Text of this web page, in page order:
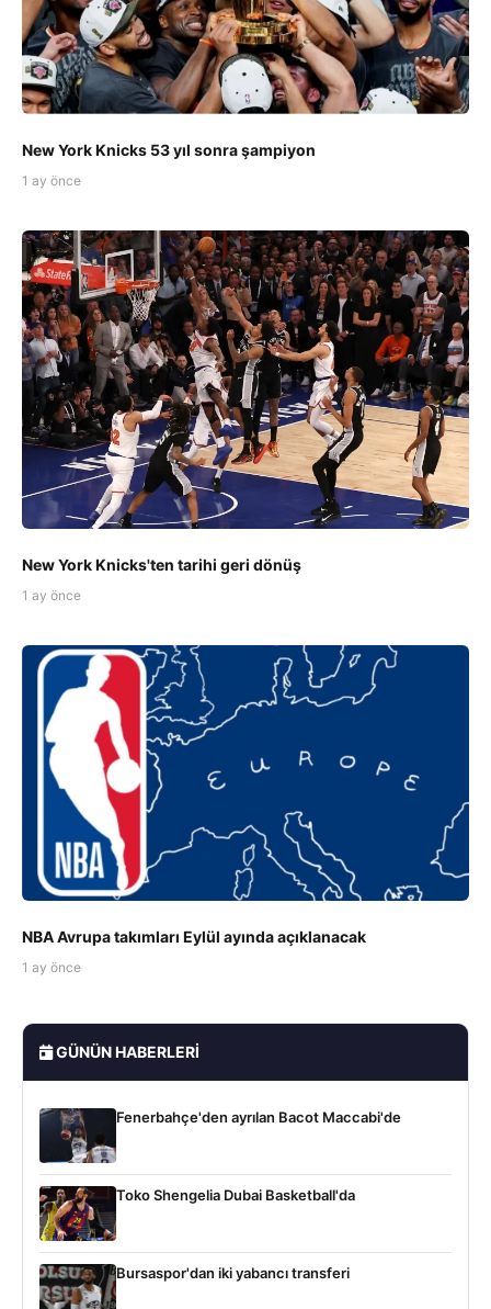
New York Knicks 53 yıl sonra şampiyon
1 ay önce
New York Knicks'ten tarihi geri dönüş
1 ay önce
NBA Avrupa takımları Eylül ayında açıklanacak
1 ay önce
GÜNÜN HABERLERI
Fenerbahçe'den ayrılan Bacot Maccabi'de
Toko Shengelia Dubai Basketball'da
Bursaspor'dan iki yabancı transferi